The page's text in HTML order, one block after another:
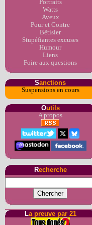
Portraits
Watts
Aveux
Pour et Contre
Bêtisier
Stupéfiantes excuses
Humour
Liens
Foire aux questions
Sanctions
Suspensions en cours
Outils
A propos
Recherche
La preuve par 21